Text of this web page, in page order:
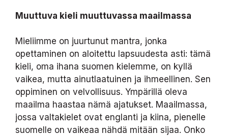
Muuttuva kieli muuttuvassa maailmassa
Mieliimme on juurtunut mantra, jonka
opettaminen on aloitettu lapsuudesta asti: tämä
kieli, oma ihana suomen kielemme, on kyllä
vaikea, mutta ainutlaatuinen ja ihmeellinen. Sen
oppiminen on velvollisuus. Ympärillä oleva
maailma haastaa nämä ajatukset. Maailmassa,
jossa valtakielet ovat englanti ja kiina, pienelle
suomelle on vaikeaa nähdä mitään sijaa. Onko